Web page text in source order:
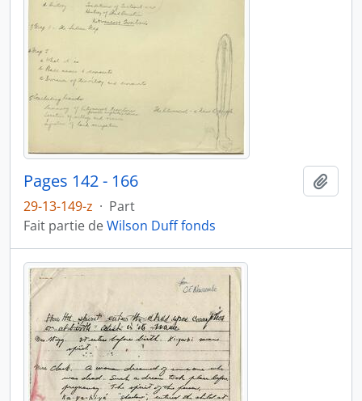
Pages 142 - 166
29-13-149-z · Part
Fait partie deWilson Duff fonds